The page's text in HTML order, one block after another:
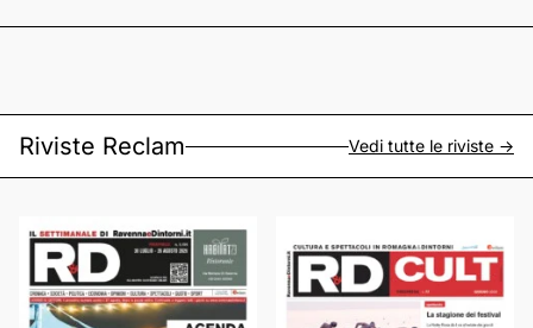
Riviste Reclam Vedi tutte le riviste ->